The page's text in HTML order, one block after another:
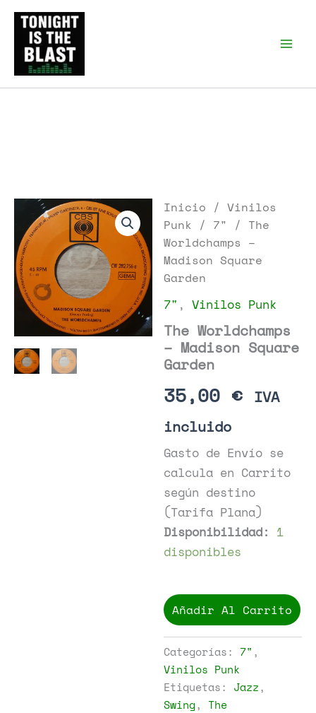
contenido
Inicio /Vinilos
Punk / 7" / The
Worldchamps –
Madison Square
Garden
7" ,Vinilos Punk
The Worldchamps
– Madison Square
Garden
35,00 € IVA
incluido
Gasto de Envío se
calcula en Carrito
según destino
(Tarifa Plana)
Disponibilidad: 1
disponibles
Worldchamps
-
Square
Garden
cantidad
Añadir Al Carrito
Categorías: 7" ,
Vinilos Punk
Etiquetas: Jazz,
Swing,The